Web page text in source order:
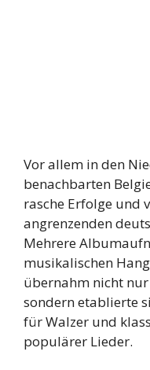
Vor allem in den
benachbarten
rasche Erfolge und
angrenzenden
Mehrere
musikalischen
übernahm nicht
sondern etablierte
für Walzer und
populärer Lieder.